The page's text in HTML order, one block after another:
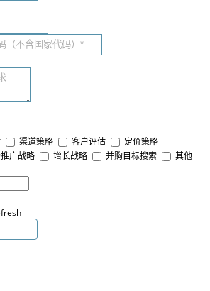
渠道策略 客户评估
定价策略
广战略 增长战略 并购目标搜索
其他